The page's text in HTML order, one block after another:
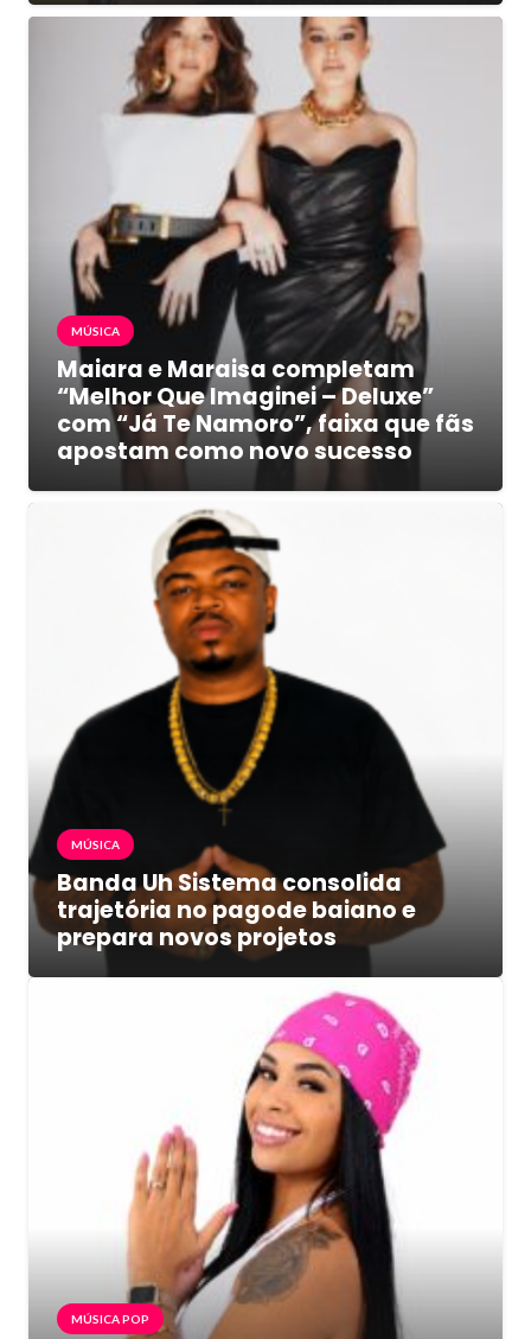
MÚSICA
Maiara e Maraisa completam
“Melhor Que Imaginei – Deluxe”
com “Já Te Namoro”, faixa que fãs
apostam como novo sucesso
MÚSICA
Banda Uh Sistema consolida
trajetória no pagode baiano e
prepara novos projetos
MÚSICA POP